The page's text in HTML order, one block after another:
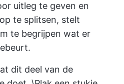
uitleg te geven en
te splitsen, stelt
te begrijpen wat er
dit deel van de